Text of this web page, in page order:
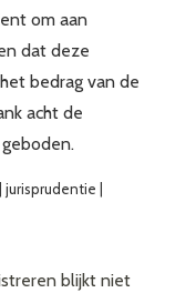
om aan
dat deze
bedrag van de
acht de
|
blijkt niet